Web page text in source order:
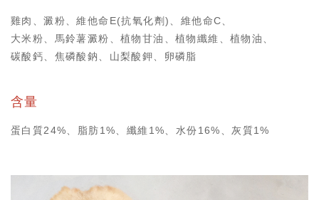
雞肉、澱粉、維他命E(抗氧化劑)、維他命C、
大米粉、馬鈴薯澱粉、植物甘油、植物纖維、植物油、
碳酸鈣、焦磷酸鈉、山梨酸鉀、卵磷脂
含量
蛋白質24%、脂肪1%、纖維1%、水份16%、灰質1%